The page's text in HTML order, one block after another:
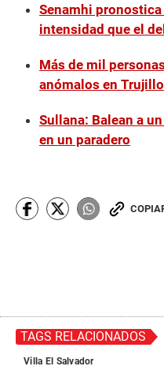
Senamhi
intensidad que el
Más de mil
anómalos en Trujillo
Sullana: Balean a
en un paradero
TAGS RELACIONADOS
Villa El Salvador